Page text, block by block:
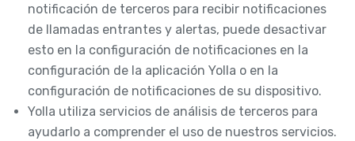
notificación de terceros para recibir notificaciones
de llamadas entrantes y alertas, puede desactivar
esto en la configuración de notificaciones en la
configuración de la aplicación Yolla o en la
configuración de notificaciones de su dispositivo.
Yolla utiliza servicios de análisis de terceros para
ayudarlo a comprender el uso de nuestros servicios.